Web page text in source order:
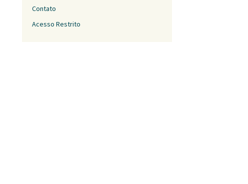
Contato
Acesso Restrito